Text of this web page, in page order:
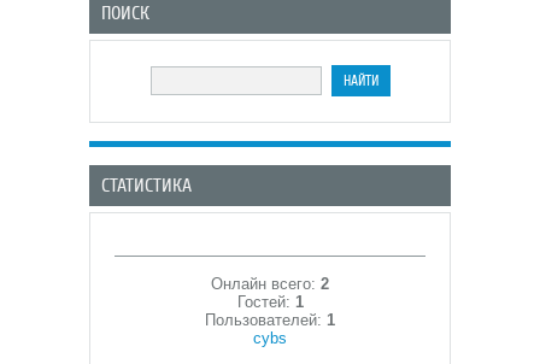
ПОИСК
СТАТИСТИКА
Онлайн всего: 2
Гостей: 1
Пользователей: 1
cybs